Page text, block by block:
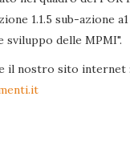
1.1.5 sub-azione
delle MPMI".
il nostro sito internet :